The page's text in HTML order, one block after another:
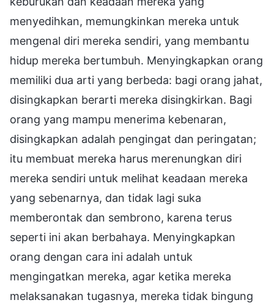
menyedihkan, memungkinkan mereka untuk
mengenal diri mereka sendiri, yang membantu
hidup mereka bertumbuh. Menyingkapkan orang
memiliki dua arti yang berbeda: bagi orang jahat,
disingkapkan berarti mereka disingkirkan. Bagi
orang yang mampu menerima kebenaran,
disingkapkan adalah pengingat dan peringatan;
itu membuat mereka harus merenungkan diri
mereka sendiri untuk melihat keadaan mereka
yang sebenarnya, dan tidak lagi suka
memberontak dan sembrono, karena terus
seperti ini akan berbahaya. Menyingkapkan
orang dengan cara ini adalah untuk
mengingatkan mereka, agar ketika mereka
melaksanakan tugasnya, mereka tidak bingung